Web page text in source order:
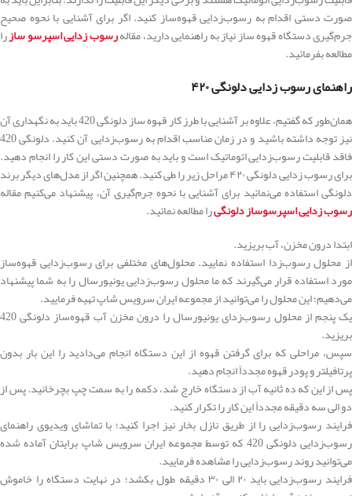
صورت دستی اقدام به رسوب‌زدایی قهوه‌ساز کنید. اگر برای آشنایی با نحوه صحیح
جرم‌گیری دستگاه قهوه ساز نیاز به راهنمایی دارید، مقالهرسوب زدایی اسپرسو سازرا
مطالعه بفرمائيد.
راهنمای رسوب زدایی دلونگی ۴۲۰
همان‌طور که گفتیم، علاوه بر آشنایی با طرز کار قهوه ساز دلونگی 420 باید به نگهداری آن
نیز توجه داشته باشید و در زمان مناسب اقدام به رسوب‌زدایی آن کنید. دلونگی 420
فاقد قابلیت رسوب‌زدایی اتوماتیک است و باید به صورت دستی این کار را انجام دهید.
برای رسوب زدایی دلونگی ۴۲۰ مراحل زیر را طی کنید. همچنین اگر از مدل‌های دیگر برند
دلونگی استفاده می‌نمائید برای آشنایی با نحوه جرم‌گیری آن، پیشنهاد می‌کنیم مقاله
رسوب زدایی اسپرسوساز دلونگیرا مطالعه نمائید.
ابتدا درون مخزن، آب بریزید.
از محلول رسوب‌زدا استفاده نمایید. محلول‌های مختلفی برای رسوب‌زدایی قهوه‌ساز
مورد استفاده قرار می‌گیرند که ما محلول رسوب‌زدایی یونیورسال را به شما پیشنهاد
می‌دهیم؛ این محلول را می‌توانید از مجموعه ایران سرویس شاپ تهیه فرمایید.
یک پنجم از محلول رسوب‌زدای یونیورسال را درون مخزن آب قهوه‌ساز دلونگی 420
بریزید.
سپس، مراحلی که برای گرفتن قهوه از این دستگاه انجام می‌دادید را این بار بدون
پرتافیلتر و پودر قهوه مجدداً انجام دهید.
پس از این که ده ثانیه آب از دستگاه خارج شد، دکمه را به سمت چپ بچرخانید. پس از
دو الی سه دقیقه مجدداً این کار را تکرار کنید.
فرایند رسوب‌زدایی را از طریق نازل بخار نیز اجرا کنید؛ با تماشای ویدیوی راهنمای
رسوب‌زدایی دلونگی 420 که توسط مجموعه ایران سرویس شاپ برایتان آماده شده
می‌توانید روند رسوب‌زدایی را مشاهده فرمایید.
فرایند رسوب‌زدایی باید ۲۰ الی ۳۰ دقیقه طول بکشد؛ در نهایت دستگاه را خاموش